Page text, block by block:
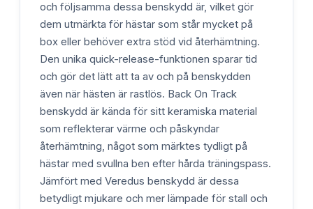
och följsamma dessa benskydd är, vilket gör
dem utmärkta för hästar som står mycket på
box eller behöver extra stöd vid återhämtning.
Den unika quick-release-funktionen sparar tid
och gör det lätt att ta av och på benskydden
även när hästen är rastlös. Back On Track
benskydd är kända för sitt keramiska material
som reflekterar värme och påskyndar
återhämtning, något som märktes tydligt på
hästar med svullna ben efter hårda träningspass.
Jämfört med Veredus benskydd är dessa
betydligt mjukare och mer lämpade för stall och